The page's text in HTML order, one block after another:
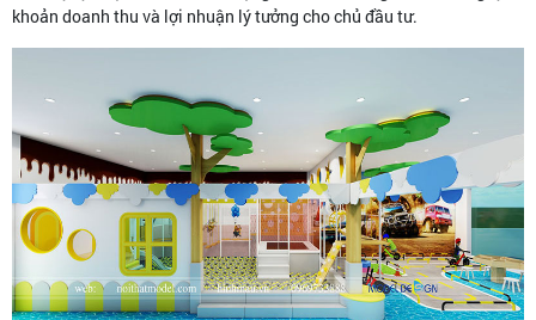
khoản doanh thu và lợi nhuận lý tưởng cho chủ đầu tư.